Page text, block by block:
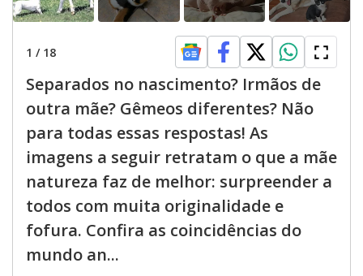
1 / 18
Separados no nascimento? Irmãos de
outra mãe? Gêmeos diferentes? Não
para todas essas respostas! As
imagens a seguir retratam o que a mãe
natureza faz de melhor: surpreender a
todos com muita originalidade e
fofura. Confira as coincidências do
mundo an...